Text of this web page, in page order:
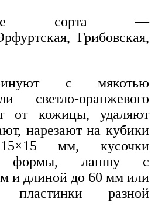
сорта —
Грибовская,
с мякотью
светло-оранжевого
от кожицы, удаляют
нарезают на кубики
мм, кусочки
формы, лапшу с
и длиной до 60 мм или
пластинки разной